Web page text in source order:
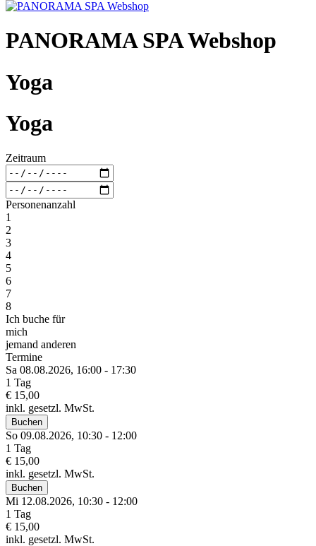
PANORAMA SPA Webshop
Yoga
Yoga
Zeitraum
Personenanzahl
1
2
3
4
5
6
7
8
Ich buche für
mich
jemand anderen
Termine
Sa 08.08.2026, 16:00 - 17:30
1 Tag
€ 15,00
inkl. gesetzl. MwSt.
Buchen
So 09.08.2026, 10:30 - 12:00
1 Tag
€ 15,00
inkl. gesetzl. MwSt.
Buchen
Mi 12.08.2026, 10:30 - 12:00
1 Tag
€ 15,00
inkl. gesetzl. MwSt.